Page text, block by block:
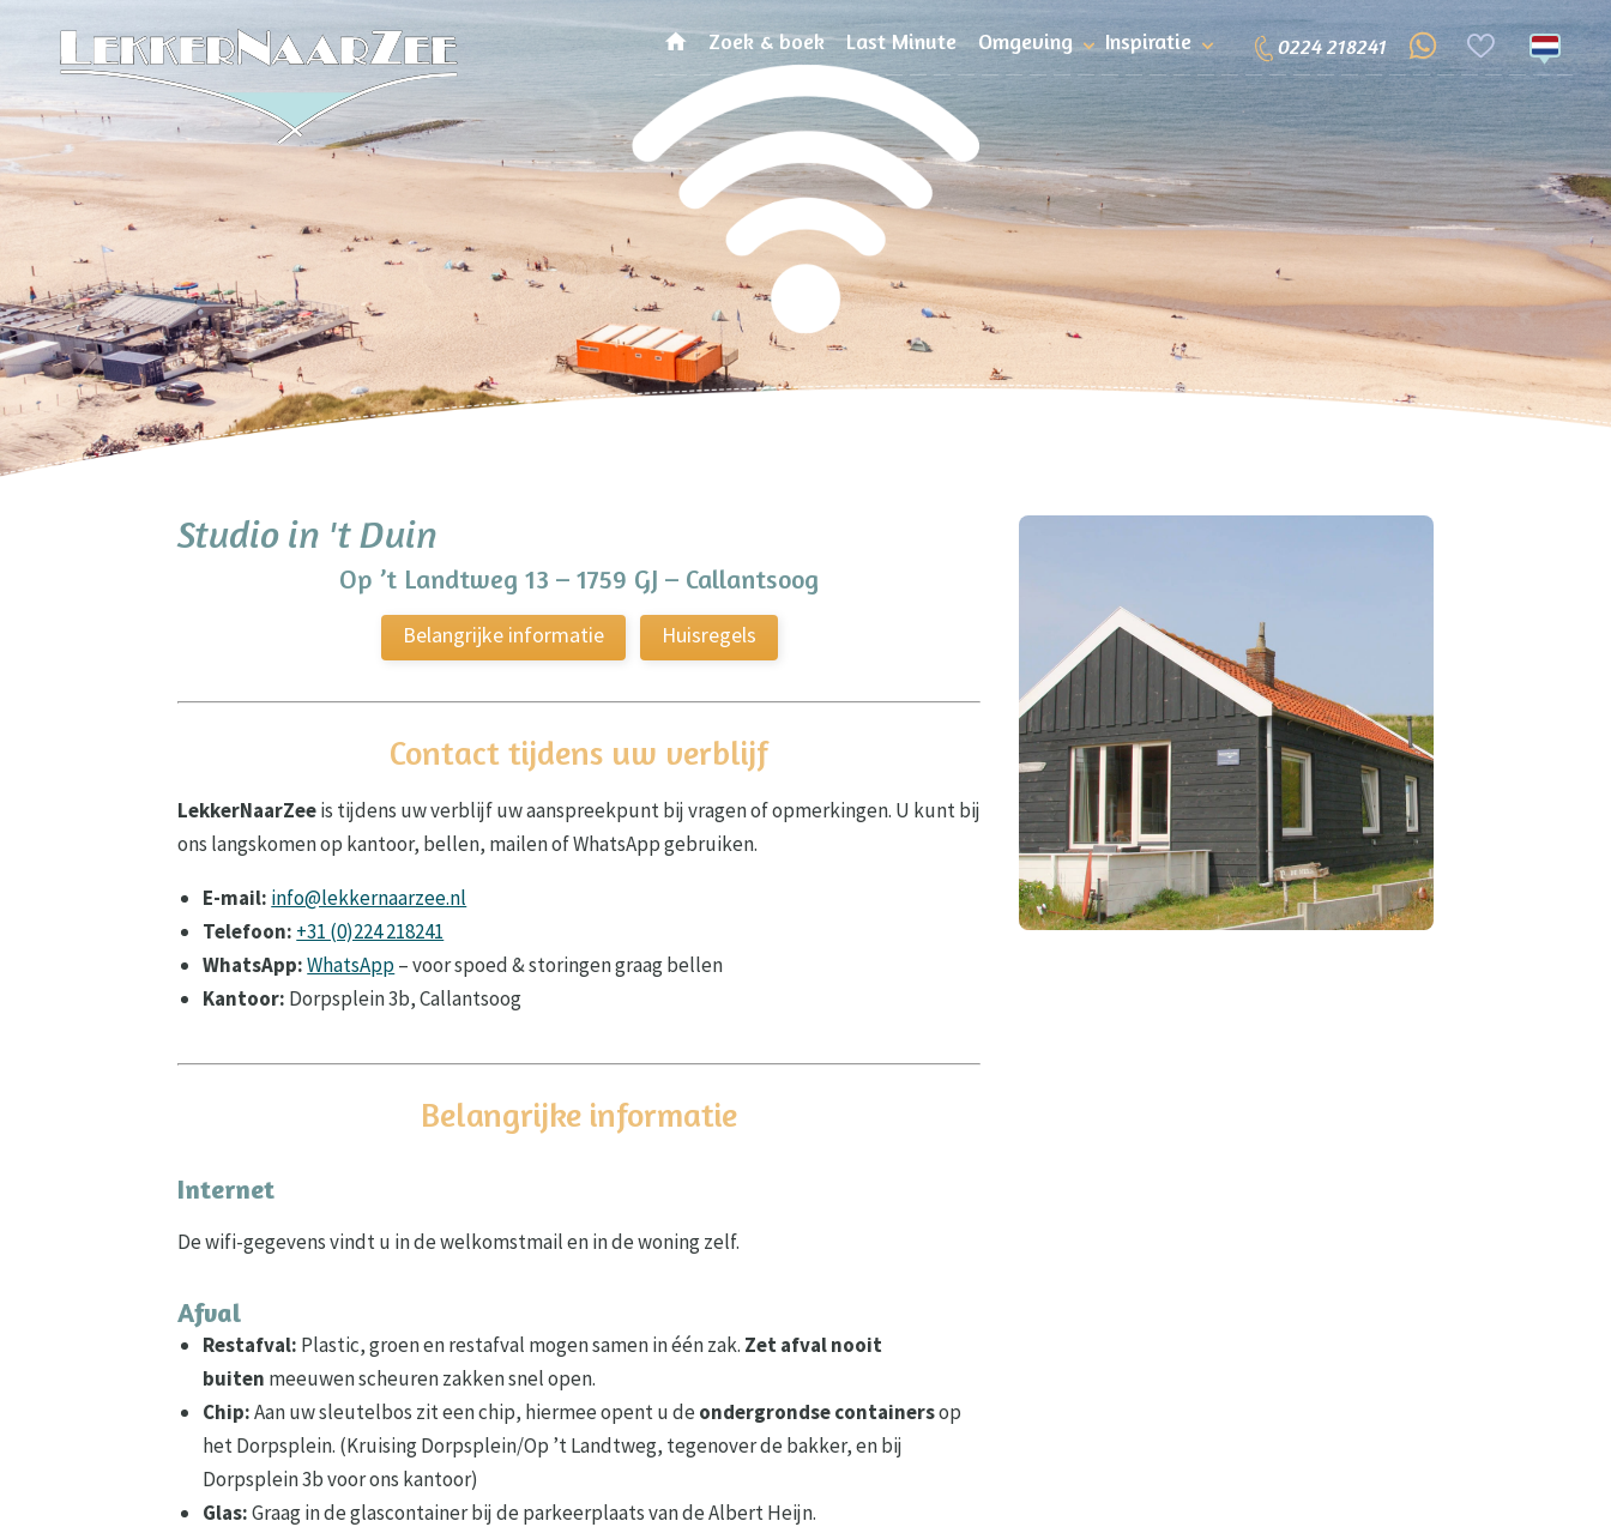
Zoek & boek Last Minute Omgeving Inspiratie 0224 218241
Studio in 't Duin
Op ’t Landtweg 13 – 1759 GJ – Callantsoog
Belangrijke informatie Huisregels
Contact tijdens uw verblijf
LekkerNaarZeeis tijdens uw verblijf uw aanspreekpunt bij vragen of opmerkingen. U kunt bij
ons langskomen op kantoor, bellen, mailen of WhatsApp gebruiken.
E-mail: info@lekkernaarzee.nl
Telefoon: +31 (0)224 218241
WhatsApp:WhatsApp– voor spoed & storingen graag bellen
Kantoor: Dorpsplein 3b, Callantsoog
Belangrijke informatie
Internet
De wifi-gegevens vindt u in de welkomstmail en in de woning zelf.
Afval
Restafval: Plastic, groen en restafval mogen samen in één zak. Zet afval nooit
buiten meeuwen scheuren zakken snel open.
Chip:Aan uw sleutelbos zit een chip, hiermee opent u de ondergrondse containersop
het Dorpsplein. (Kruising Dorpsplein/Op ’t Landtweg, tegenover de bakker, en bij
Dorpsplein 3b voor ons kantoor)
Glas:Graag in de glascontainer bij de parkeerplaats van de Albert Heijn.